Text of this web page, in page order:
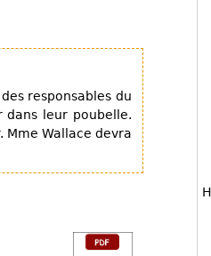
responsables du
dans leur poubelle.
Wallace devra